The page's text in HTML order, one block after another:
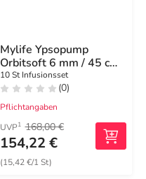
Mylife Ypsopump
Orbitsoft 6 mm / 45 cm
Infusionsset
10 St Infusionsset
(0)
Pflichtangaben
UVP1 168,00 €
154,22 €
(15,42 €/1 St)